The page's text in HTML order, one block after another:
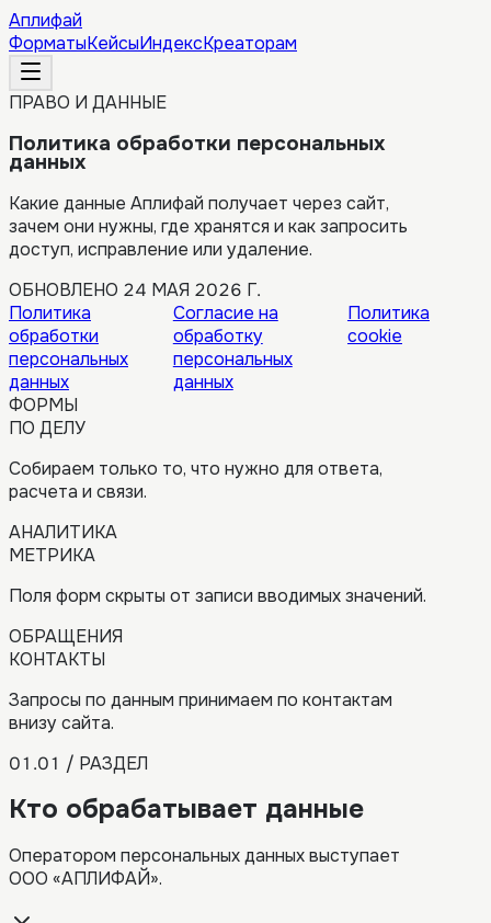
Аплифай
ФорматыКейсыИндексКреаторам
ПРАВО И ДАННЫЕ
Политика обработки персональных
данных
Какие данные Аплифай получает через сайт,
зачем они нужны, где хранятся и как запросить
доступ, исправление или удаление.
ОБНОВЛЕНО 24 МАЯ 2026 Г.
Политика
обработки
персональных
данных
Согласие на
обработку
персональных
данных
Политика
cookie
ФОРМЫ
ПО ДЕЛУ
Собираем только то, что нужно для ответа,
расчета и связи.
АНАЛИТИКА
МЕТРИКА
Поля форм скрыты от записи вводимых значений.
ОБРАЩЕНИЯ
КОНТАКТЫ
Запросы по данным принимаем по контактам
внизу сайта.
01.01 / РАЗДЕЛ
Кто обрабатывает данные
Оператором персональных данных выступает
ООО «АПЛИФАЙ».